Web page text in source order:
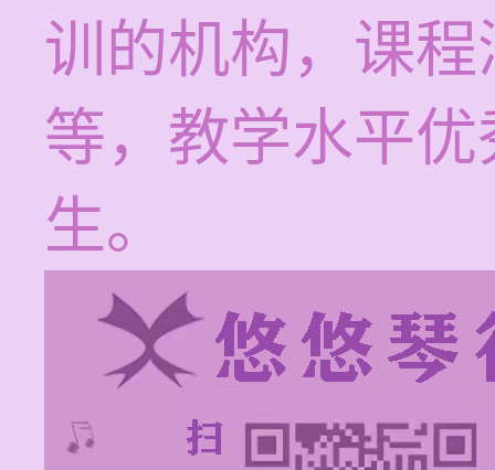
训的机构，课
等，教学水平
生。